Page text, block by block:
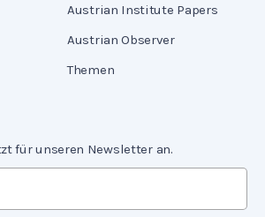
Austrian Institute Papers
Austrian Observer
Themen
für unseren Newsletter an.